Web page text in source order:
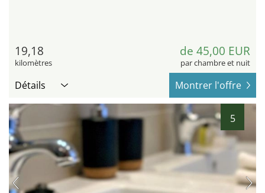
19,18
kilomètres
de 45,00 EUR
par chambre et nuit
Détails Montrer l'offre
5